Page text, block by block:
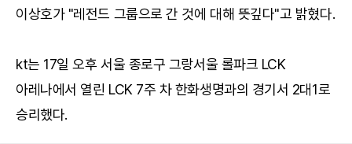
이상호가 "레전드 그룹으로 간 것에 대해 뜻깊다"고 밝혔다.
kt는 17일 오후 서울 종로구 그랑서울 롤파크 LCK
아레나에서 열린 LCK 7주 차 한화생명과의 경기서 2대1로
승리했다.